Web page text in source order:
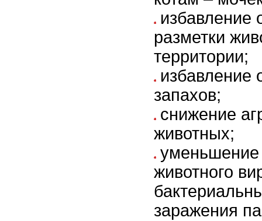
избавление
разметки
территории;
избавление
запахов;
снижение
животных;
уменьшение
животного
заражения